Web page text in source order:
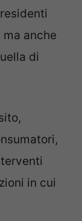
anche
di
in cui